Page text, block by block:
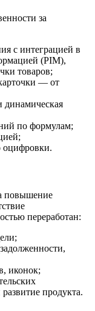
за
с интеграцией в
(PIM),
товаров;
— от
динамическая
по формулам;
оцифровки.
повышение
переработан:
иконок;
продукта.